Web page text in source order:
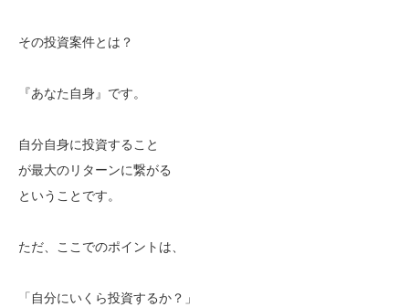
その投資案件とは？
『あなた自身』です。
自分自身に投資すること
が最大のリターンに繋がる
ということです。
ただ、ここでのポイントは、
「自分にいくら投資するか？」